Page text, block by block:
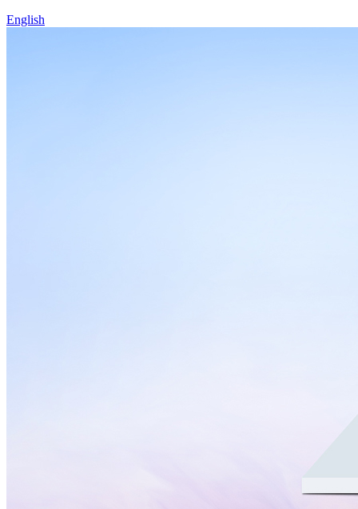
English